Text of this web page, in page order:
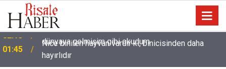
01:45
Nice binilen hayvan vardır ki, binicisinden daha
hayırlıdır